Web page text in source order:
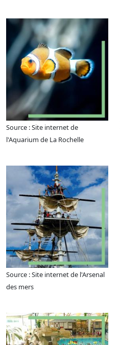
Source : Site internet de
l'Aquarium de La Rochelle
Source : Site internet de l'Arsenal
des mers